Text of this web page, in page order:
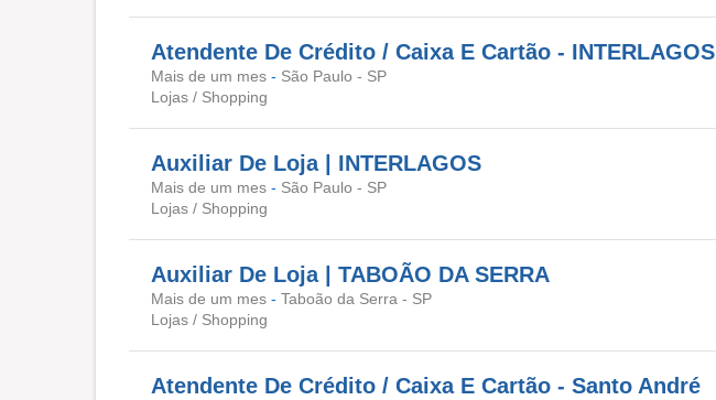
Atendente De Crédito / Caixa E Cartão - INTERLAGOS
Mais de um mes - São Paulo - SP
Lojas / Shopping
Auxiliar De Loja | INTERLAGOS
Mais de um mes - São Paulo - SP
Lojas / Shopping
Auxiliar De Loja | TABOÃO DA SERRA
Mais de um mes - Taboão da Serra - SP
Lojas / Shopping
Atendente De Crédito / Caixa E Cartão - Santo André